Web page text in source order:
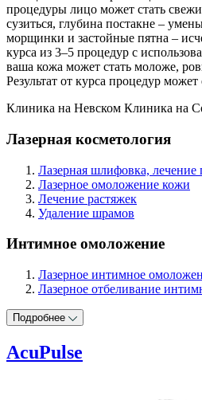
процедуры лицо может стать
сузиться, глубина постакне –
морщинки и застойные пятна –
курса из 3–5 процедур с
ваша кожа может стать моложе,
Результат от курса процедур
Клиника на Невском Клиника на
Лазерная косметология
Лазерная шлифовка, лечение
Лазерное омоложение кожи
Лечение растяжек
Удаление шрамов
Интимное омоложение
Лазерное интимное
Лазерное отбеливание
Подробнее
AcuPulse